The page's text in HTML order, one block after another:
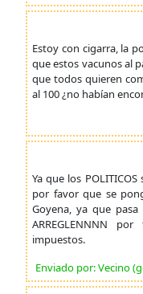
Estoy con cigarra, la
que estos vacunos al
que todos quieren
al 100 ¿no habían
Ya que los
por favor que se
Goyena, ya que
ARREGLENNNN
impuestos.
Enviado por: Vecino